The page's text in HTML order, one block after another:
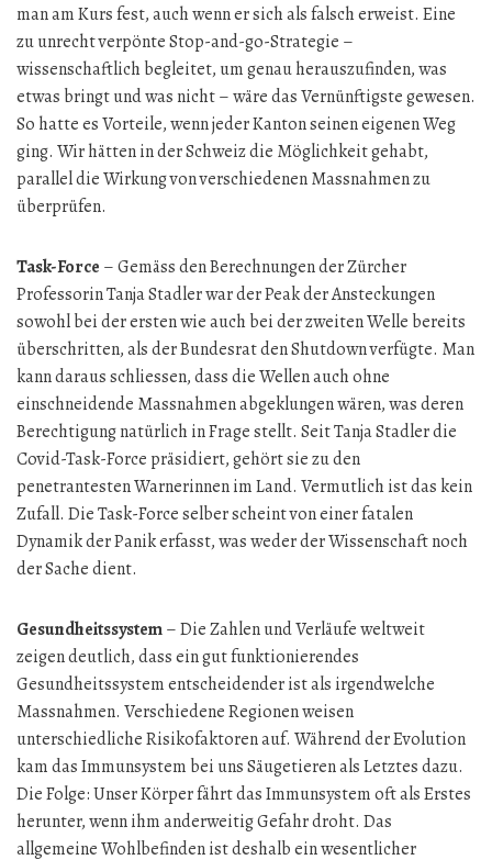
man am Kurs fest, auch wenn er sich als falsch erweist. Eine
zu unrecht verpönte Stop-and-go-Strategie –
wissenschaftlich begleitet, um genau herauszufinden, was
etwas bringt und was nicht – wäre das Vernünftigste gewesen.
So hatte es Vorteile, wenn jeder Kanton seinen eigenen Weg
ging. Wir hätten in der Schweiz die Möglichkeit gehabt,
parallel die Wirkung von verschiedenen Massnahmen zu
überprüfen.
Task-Force – Gemäss den Berechnungen der Zürcher
Professorin Tanja Stadler war der Peak der Ansteckungen
sowohl bei der ersten wie auch bei der zweiten Welle bereits
überschritten, als der Bundesrat den Shutdown verfügte. Man
kann daraus schliessen, dass die Wellen auch ohne
einschneidende Massnahmen abgeklungen wären, was deren
Berechtigung natürlich in Frage stellt. Seit Tanja Stadler die
Covid-Task-Force präsidiert, gehört sie zu den
penetrantesten Warnerinnen im Land. Vermutlich ist das kein
Zufall. Die Task-Force selber scheint von einer fatalen
Dynamik der Panik erfasst, was weder der Wissenschaft noch
der Sache dient.
Gesundheitssystem– Die Zahlen und Verläufe weltweit
zeigen deutlich, dass ein gut funktionierendes
Gesundheitssystem entscheidender ist als irgendwelche
Massnahmen. Verschiedene Regionen weisen
unterschiedliche Risikofaktoren auf. Während der Evolution
kam das Immunsystem bei uns Säugetieren als Letztes dazu.
Die Folge: Unser Körper fährt das Immunsystem oft als Erstes
herunter, wenn ihm anderweitig Gefahr droht. Das
allgemeine Wohlbefinden ist deshalb ein wesentlicher